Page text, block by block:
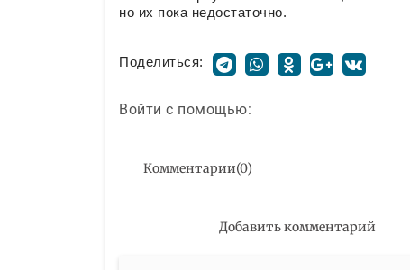
но их пока недостаточно.
Поделиться:
Войти с помощью:
Комментарии(0)
Добавить комментарий